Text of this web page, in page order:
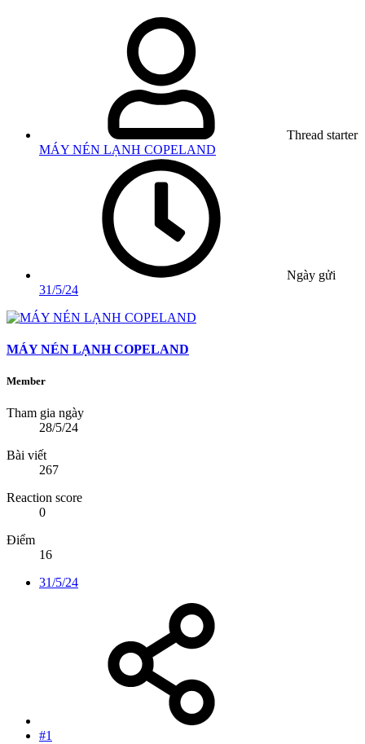
Thread starter
MÁY NÉN LẠNH COPELAND
Ngày gửi
31/5/24
MÁY NÉN LẠNH COPELAND
Member
Tham gia ngày
28/5/24
Bài viết
267
Reaction score
0
Điểm
16
31/5/24
#1